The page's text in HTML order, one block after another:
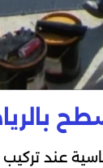
عند تركيب